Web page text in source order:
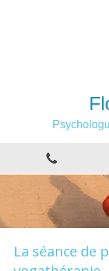
La séance de